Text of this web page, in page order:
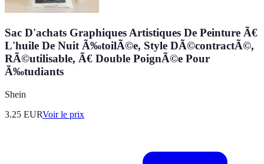
Sac D'achats Graphiques Artistiques De Peinture Ã€
L'huile De Nuit Ã‰toilÃ©e, Style DÃ©contractÃ©,
RÃ©utilisable, Ã€ Double PoignÃ©e Pour
Ã‰tudiants
Shein
3.25 EURVoir le prix